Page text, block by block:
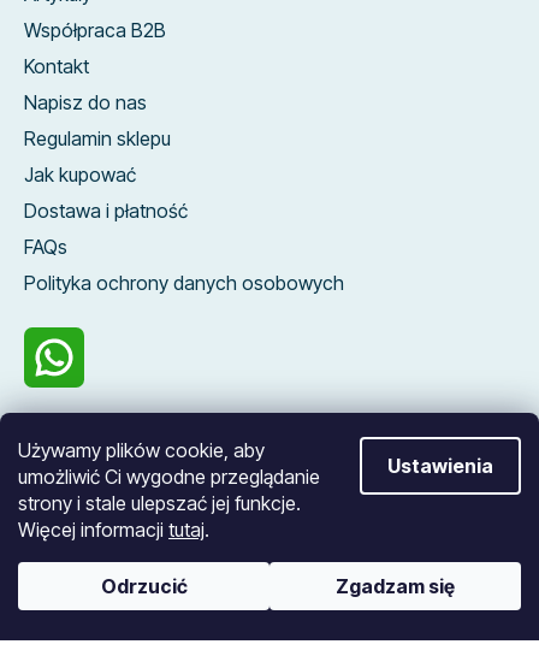
Używamy plików cookie, aby
umożliwić Ci wygodne przeglądanie
strony i stale ulepszać jej funkcje.
Więcej informacji tutaj.
Ustawienia
Odrzucić Zgadzam się
Współpraca B2B
Kontakt
Napisz do nas
Regulamin sklepu
Jak kupować
Dostawa i płatność
FAQs
Polityka ochrony danych osobowych
100 %
zákazníků nás
doporučuje
Opracował Shoptet
Copyright 2026Blueroad. Wszystkie prawa
zastrzeżone.Edytuj ustawienia plików cookie